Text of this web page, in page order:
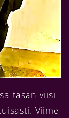
tasan viisi
Viime